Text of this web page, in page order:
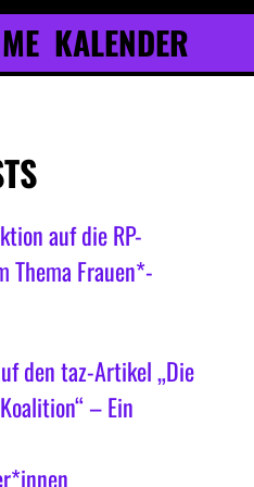
KALENDER
auf die RP-
Thema Frauen*-
den taz-Artikel „Die
– Ein